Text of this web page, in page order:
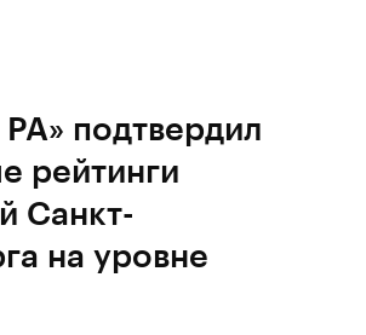
подтвердил
рейтинги
Санкт-
на уровне